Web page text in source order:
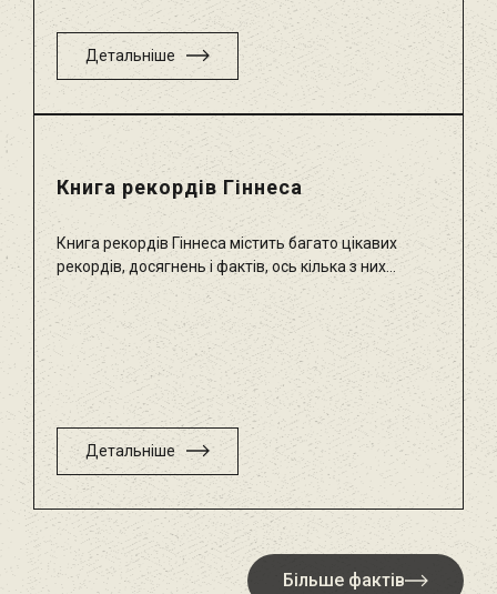
Детальніше
Книга рекордів Гіннеса
Книга рекордів Гіннеса містить багато цікавих
рекордів, досягнень і фактів, ось кілька з них...
Детальніше
Більше фактів